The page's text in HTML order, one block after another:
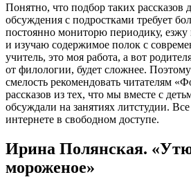
Понятно, что подбор таких рассказов
обсуждения с подростками требует
постоянно мониторю периодику,
и изучаю содержимое полок с
учитель, это моя работа, а вот
от филологии, будет сложнее. Поэтому
смелость рекомендовать читателям
рассказов из тех, что мы вместе с
обсуждали на занятиях литстудии. Все
интернете в свободном доступе.
Ирина Полянская.
мороженое»